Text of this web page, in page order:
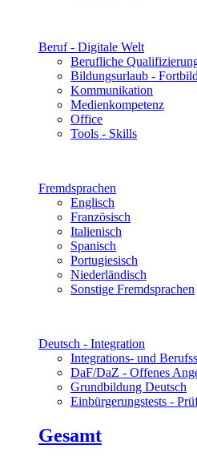
Beruf - Digitale Welt
Berufliche
Bildungsurlaub -
Kommunikation
Medienkompetenz
Office
Tools - Skills
Fremdsprachen
Englisch
Französisch
Italienisch
Spanisch
Portugiesisch
Niederländisch
Sonstige Fremdsprachen
Deutsch - Integration
Integrations- und
DaF/DaZ - Offenes
Grundbildung Deutsch
Einbürgerungstests -
Gesamt